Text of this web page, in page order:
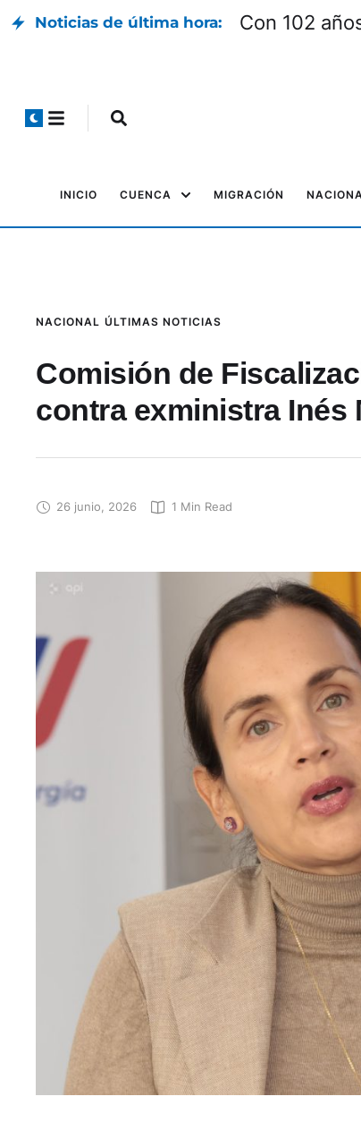
Noticias de última hora: Con 102
INICIO CUENCA MIGRACIÓN
NACIONAL ÚLTIMAS NOTICIAS
Comisión de
contra exministra Inés
26 junio, 2026 1 Min Read